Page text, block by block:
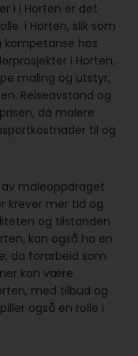
i i Horten er det
i Horten, slik som
kompetanse hos
i Horten,
maling og utstyr,
Reiseavstand og
da malere
til og
maleoppdraget
krever mer tid og
og tilstanden
kan også ha en
da forarbeid som
kan være
med tilbud og
også en rolle i